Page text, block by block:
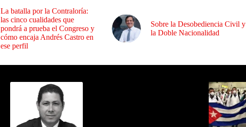
La batalla por la Contraloría:
las cinco cualidades que
pondrá a prueba el Congreso y
cómo encaja Andrés Castro en
ese perfil
Sobre la Desobediencia Civil y
la Doble Nacionalidad